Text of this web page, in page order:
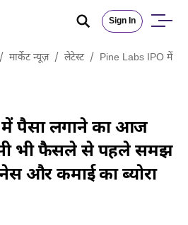
Sign In
/ मार्केट न्यूज़ / लेटेस्ट / Pine Labs IPO में
में पैसा लगाने का आज
भी फैसले से पहले समझ
और कमाई का ब्योरा